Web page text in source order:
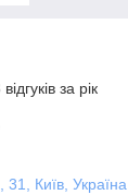
за рік
Київ, Україна